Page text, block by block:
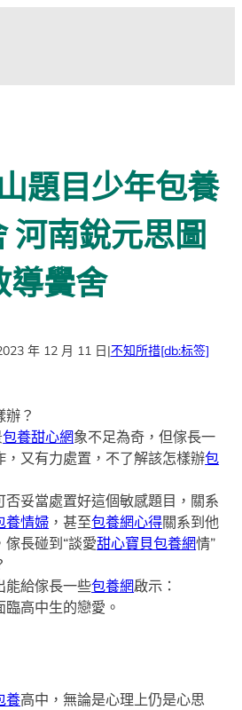
題目少年包養
河南銳元思圖
導黌舍
年 12 月 11 日|不知所措[db:标签]
辦？
包養甜心網象不足為奇，但傢長一
，又有力處置，不了解該怎樣辦包
妥當處置好這個敏感題目，關系
養情婦 ，甚至包養網心得關系到他
長碰到“談愛甜心寶貝包養網情”
能給傢長一些包養網啟示：
高中生的戀愛。
養高中，無論是心理上仍是心思